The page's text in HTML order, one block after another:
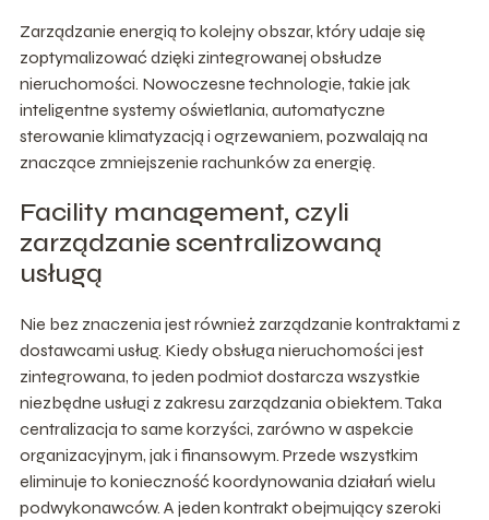
Zarządzanie energią to kolejny obszar, który udaje się
zoptymalizować dzięki zintegrowanej obsłudze
nieruchomości. Nowoczesne technologie, takie jak
inteligentne systemy oświetlania, automatyczne
sterowanie klimatyzacją i ogrzewaniem, pozwalają na
znaczące zmniejszenie rachunków za energię.
Facility management, czyli
zarządzanie scentralizowaną
usługą
Nie bez znaczenia jest również zarządzanie kontraktami z
dostawcami usług. Kiedy obsługa nieruchomości jest
zintegrowana, to jeden podmiot dostarcza wszystkie
niezbędne usługi z zakresu zarządzania obiektem. Taka
centralizacja to same korzyści, zarówno w aspekcie
organizacyjnym, jak i finansowym. Przede wszystkim
eliminuje to konieczność koordynowania działań wielu
podwykonawców. A jeden kontrakt obejmujący szeroki